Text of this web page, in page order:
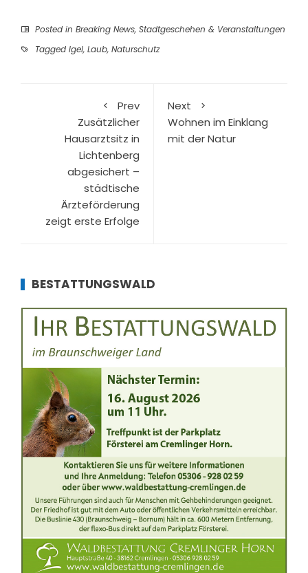
Posted in Breaking News, Stadtgeschehen & Veranstaltungen
Tagged Igel, Laub, Naturschutz
Prev
Zusätzlicher
Hausarztsitz in
Lichtenberg
abgesichert –
städtische
Ärzteförderung
zeigt erste Erfolge
Next
Wohnen im Einklang
mit der Natur
BESTATTUNGSWALD